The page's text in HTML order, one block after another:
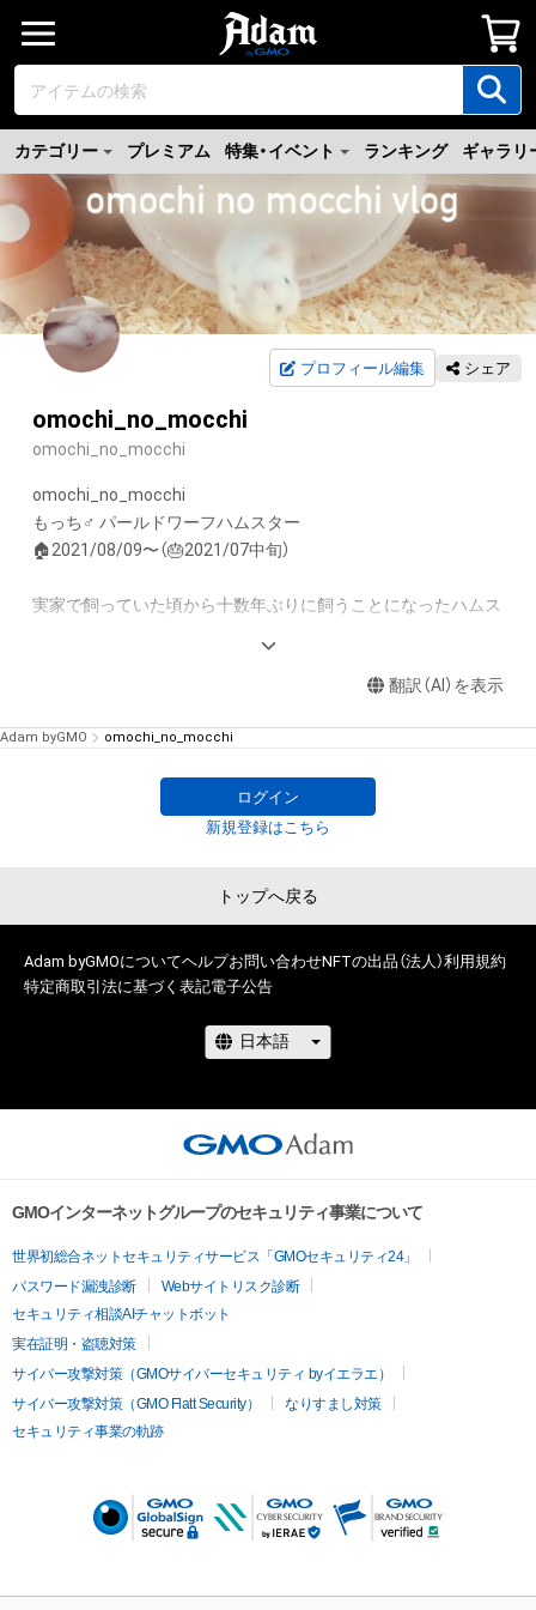
カテゴリー プレミアム 特集・イベント ランキング ギャラリ
プロフィール編集 シェア
omochi_no_mocchi
omochi_no_mocchi
omochi_no_mocchi
もっち♂ パールドワーフハムスター
🏠2021/08/09〜（🎂2021/07中旬）
実家で飼っていた頃から十数年ぶりに飼うことになったハムス
もっちの日々の様子をYoutubeなどSNSで発信しておりますの
そちらの方も温かい目で見ていただけると嬉しいです！
twitter.com/omono_mocchi
www.instagram.com/omochi_no_mocchi/
翻訳（AI）を表示
Adam byGMO omochi_no_mocchi
ログイン
新規登録はこちら
トップへ戻る
Adam byGMOについてヘルプお問い合わせNFTの出品（法人）利用規約
特定商取引法に基づく表記電子公告
GMOインターネットグループのセキュリティ事業について
世界初総合ネットセキュリティサービス「GMOセキュリティ24」
パスワード漏洩診断
Webサイトリスク診断
セキュリティ相談AIチャットボット
実在証明・盗聴対策
サイバー攻撃対策（GMOサイバーセキュリティ byイエラエ）
サイバー攻撃対策（GMO Flatt Security）
なりすまし対策
セキュリティ事業の軌跡